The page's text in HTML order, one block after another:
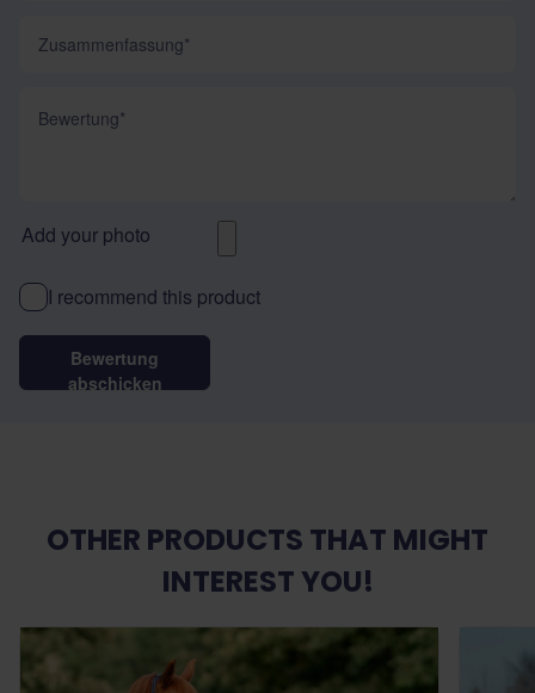
Add your photo
I recommend this product
Bewertung
abschicken
OTHER PRODUCTS THAT MIGHT
INTEREST YOU!